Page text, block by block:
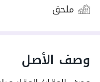
ملحق
وصف الأصل